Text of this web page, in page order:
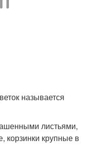
листьями,
корзинки крупные в